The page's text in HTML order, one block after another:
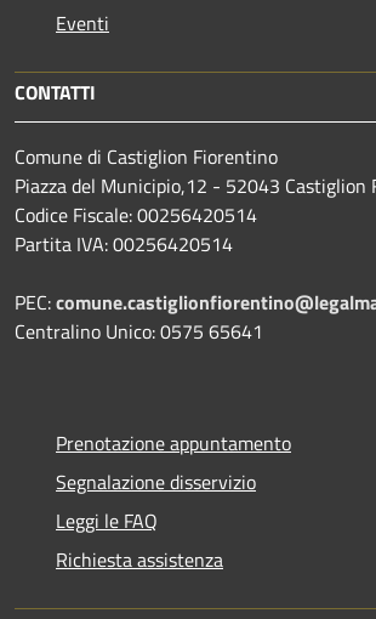
Eventi
CONTATTI
Comune di Castiglion Fiorentino
Piazza del Municipio,12 - 52043 Castiglion
Codice Fiscale: 00256420514
Partita IVA: 00256420514
PEC:
Centralino Unico: 0575 65641
Prenotazione appuntamento
Segnalazione disservizio
Leggi le FAQ
Richiesta assistenza